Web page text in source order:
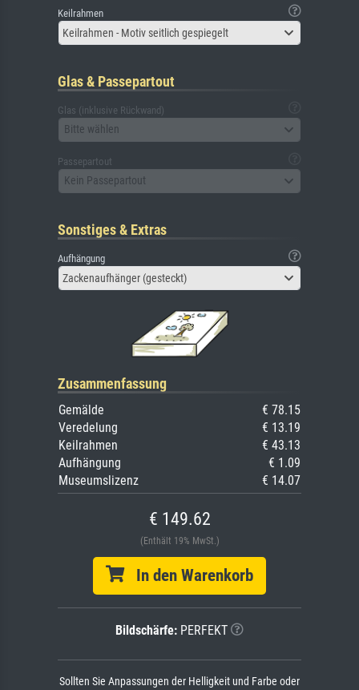
Keilrahmen
Keilrahmen - Motiv seitlich gespiegelt
Glas & Passepartout
Glas (inklusive Rückwand)
Bitte wählen
Passepartout
Kein Passepartout
Sonstiges & Extras
Aufhängung
Zackenaufhänger (gesteckt)
Zusammenfassung
Gemälde
€ 78.15
Veredelung
€ 13.19
Keilrahmen
€ 43.13
Aufhängung
€ 1.09
Museumslizenz
€ 14.07
€ 149.62
(Enthält 19% MwSt.)
In den Warenkorb
Bildschärfe: PERFEKT
Sollten Sie Anpassungen der Helligkeit und Farbe oder